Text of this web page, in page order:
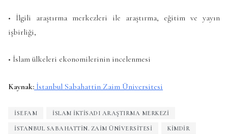
• İlgili araştırma merkezleri ile araştırma, eğitim ve yayın
işbirliği,
• İslam ülkeleri ekonomilerinin incelenmesi
Kaynak: İstanbul Sabahattin Zaim Üniversitesi
ISEFAM İSLAM İKTISADI ARAŞTIRMA MERKEZI
İSTANBUL SABAHATTIN. ZAIM ÜNIVERSITESI KIMDIR